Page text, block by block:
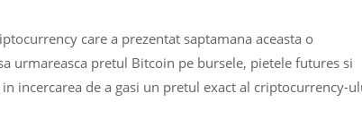
care a prezentat saptamana aceasta o
urmareasca pretul Bitcoin pe bursele, pietele futures si
incercarea de a gasi un pretul exact al criptocurrency-